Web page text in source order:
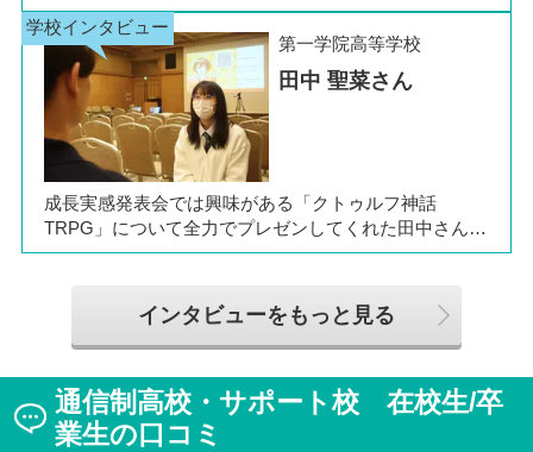
相談会で感じた先生の「温かさ」を決め手に、飛鳥未来
きぼう高等学校の町田キャンパスへの転入を選びまし
た。現在は同校に3年生として在籍しながら、オープン
キャンパスでは未来の後輩たちのサポート役「キャス
ト」として活躍しています。同校の山口颯斗先生ととも
に、通信制ならではの人との関わりや、自分らしく過ご
せる学校生活について語ってくれました。
第一学院高等学校
田中 聖菜さん
成長実感発表会では興味がある「クトゥルフ神話
TRPG」について全力でプレゼンしてくれた田中さん
は、全日制高校での生活の中で体調を崩し、12月に第一
トやスクーリングをこなしながら、自分らしく過ごせる
ようになった2か月を振り返ってお話いただきました。
「通信制高校は家で一人で勉強するもの」というイメー
ジを持っていた田中さんですが、キャンパスでフェロー
（先生）や仲間に囲まれる中で、その不安は希望へと変
わったと言います。
インタビューをもっと見る
通信制高校・サポート校 在校生/卒
業生の口コミ